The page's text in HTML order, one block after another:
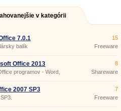
v kategórii
7.0.1
balík
15
Freeware
Office 2013
programov - Word,
8
Shareware
2007 SP3
7
Freeware